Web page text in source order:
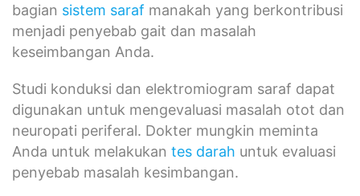
bagian sistem saraf manakah yang berkontribusi
menjadi penyebab gait dan masalah
keseimbangan Anda.
Studi konduksi dan elektromiogram saraf dapat
digunakan untuk mengevaluasi masalah otot dan
neuropati periferal. Dokter mungkin meminta
Anda untuk melakukan tes darah untuk evaluasi
penyebab masalah kesimbangan.